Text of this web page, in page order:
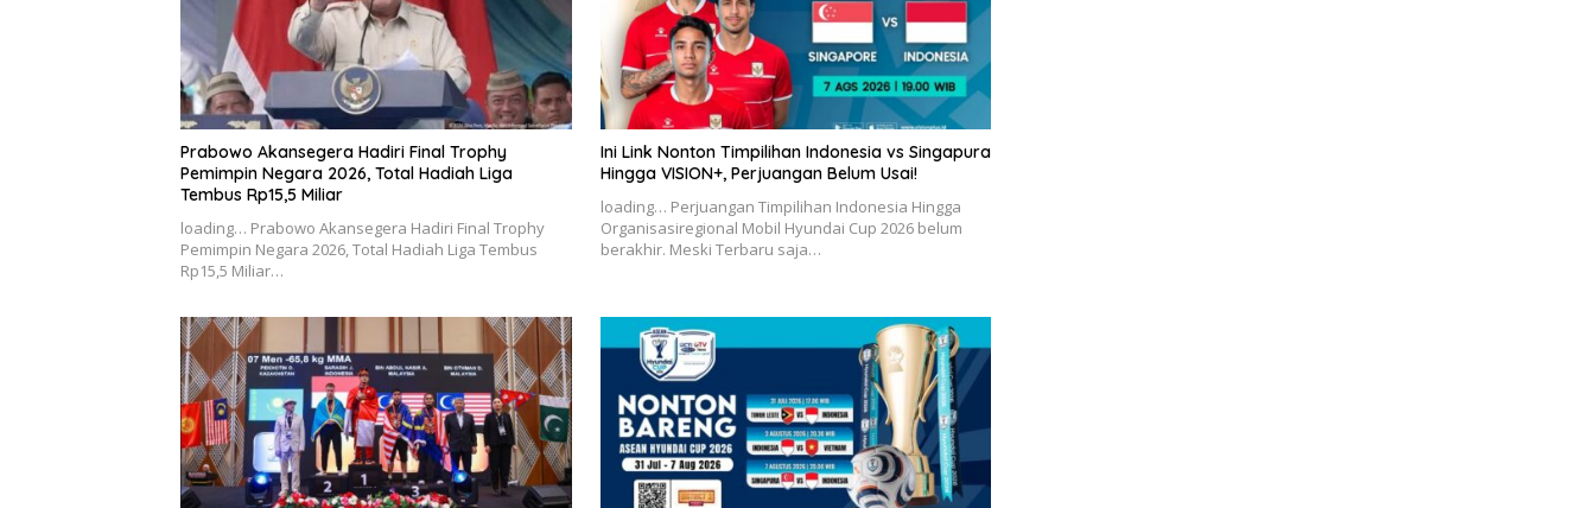
Prabowo Akansegera Hadiri Final Trophy
Pemimpin Negara 2026, Total Hadiah Liga
Tembus Rp15,5 Miliar
loading… Prabowo Akansegera Hadiri Final Trophy
Pemimpin Negara 2026, Total Hadiah Liga Tembus
Rp15,5 Miliar…
Ini Link Nonton Timpilihan Indonesia vs Singapura
Hingga VISION+, Perjuangan Belum Usai!
loading… Perjuangan Timpilihan Indonesia Hingga
Organisasiregional Mobil Hyundai Cup 2026 belum
berakhir. Meski Terbaru saja…